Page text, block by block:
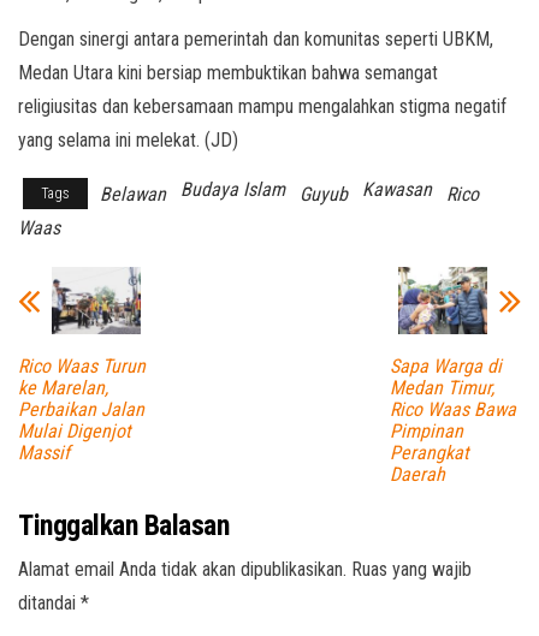
Dengan sinergi antara pemerintah dan komunitas seperti UBKM,
Medan Utara kini bersiap membuktikan bahwa semangat
religiusitas dan kebersamaan mampu mengalahkan stigma negatif
yang selama ini melekat. (JD)
Tags Belawan Budaya Islam Guyub Kawasan
Rico
Waas
Rico Waas Turun
ke Marelan,
Perbaikan Jalan
Mulai Digenjot
Massif
Sapa Warga di
Medan Timur,
Rico Waas Bawa
Pimpinan
Perangkat
Daerah
Tinggalkan Balasan
Alamat email Anda tidak akan dipublikasikan. Ruas yang wajib
ditandai *